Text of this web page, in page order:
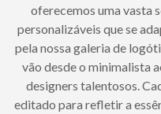
oferecemos uma vasta
personalizáveis que se
pela nossa galeria de
vão desde o minimalista
designers talentosos.
editado para refletir a